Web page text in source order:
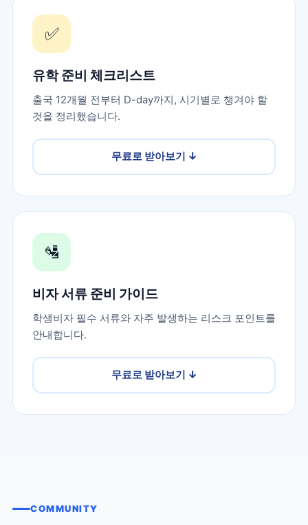
✅
유학 준비 체크리스트
출국 12개월 전부터 D-day까지, 시기별로 챙겨야 할
것을 정리했습니다.
무료로 받아보기 ↓
🛂
비자 서류 준비 가이드
학생비자 필수 서류와 자주 발생하는 리스크 포인트를
안내합니다.
무료로 받아보기 ↓
COMMUNITY